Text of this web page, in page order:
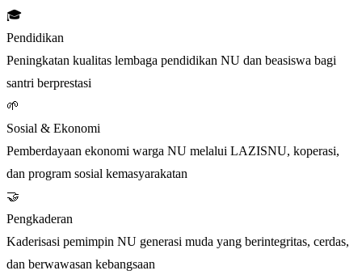
🎓
Pendidikan
Peningkatan kualitas lembaga pendidikan NU dan beasiswa bagi
santri berprestasi
🌱
Sosial & Ekonomi
Pemberdayaan ekonomi warga NU melalui LAZISNU, koperasi,
dan program sosial kemasyarakatan
🤝
Pengkaderan
Kaderisasi pemimpin NU generasi muda yang berintegritas, cerdas,
dan berwawasan kebangsaan